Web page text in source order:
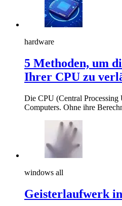
hardware
5 Methoden, um
Ihrer CPU zu
Die CPU (Central Processing
Computers. Ohne ihre
windows all
Geisterlaufwerk